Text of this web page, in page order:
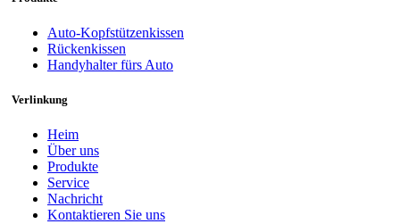
Auto-Kopfstützenkissen
Rückenkissen
Handyhalter fürs Auto
Verlinkung
Heim
Über uns
Produkte
Service
Nachricht
Kontaktieren Sie uns